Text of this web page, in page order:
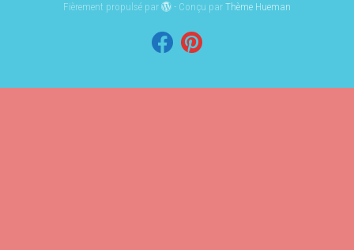
Fièrement propulsé par - Conçu parThème Hueman